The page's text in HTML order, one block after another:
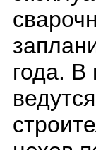
года.